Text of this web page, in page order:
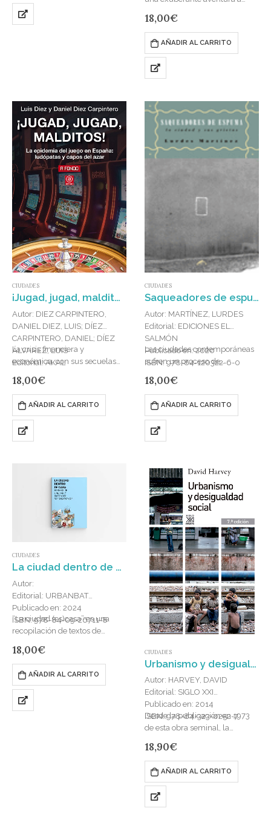
urbana global actual, que traza
las conexiones entre la teoría…
18,00€
AÑADIR AL CARRITO
CIUDADES
¡Jugad, jugad, malditos! : La epidemia del juego en España: ludópatas y capos del azar
Autor: DIEZ CARPINTERO,
DANIEL DIEZ, LUIS; DÍEZ
CARPINTERO, DANIEL; DÍEZ
ÁLVAREZ, LUIS
Editorial: AKAL
ISBN: 978-84-460-4866-4
La crisis financiera y
económica, con sus secuelas
aumento de las…
18,00€
AÑADIR AL CARRITO
CIUDADES
Saqueadores de espuma : La ciudad y sus grietas
Autor: MARTÍNEZ, LURDES
Editorial: EDICIONES EL
SALMÓN
Publicado en: 2020
ISBN: 978-84-120322-6-0
Las ciudades contemporáneas
sufren un proceso de
mercantilización que está
acabando con las
particularidades y con la vida
cotidiana que…
18,00€
AÑADIR AL CARRITO
CIUDADES
La ciudad dentro de casa : Formas de entender y «habitar lo doméstico»
Autor:
Editorial: URBANBAT
Publicado en: 2024
ISBN: 978-84-09-26711-8
“La ciudad (es)casa” es una
recopilación de textos de
motivo de la celebración de la
10ª edición del festival de
arquitectura,…
18,00€
AÑADIR AL CARRITO
CIUDADES
Urbanismo y desigualdad social
Autor: HARVEY, DAVID
Editorial: SIGLO XXI
Publicado en: 2014
ISBN: 978-84-323-0252-7
Desde la publicación en 1973
de esta obra seminal, la
David Harvey se ha ido
configurando como una de…
18,90€
AÑADIR AL CARRITO